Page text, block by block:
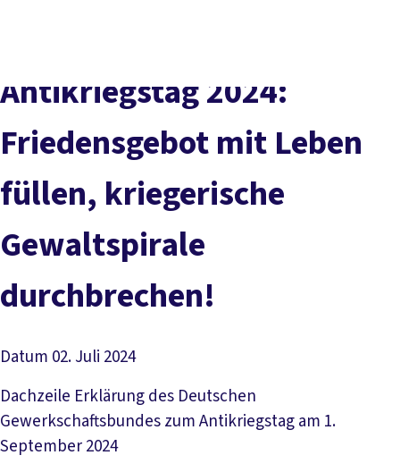
Service
Mitmachen
Antikriegstag 2024:
Friedensgebot mit Leben
füllen, kriegerische
Gewaltspirale
durchbrechen!
Datum 02. Juli 2024
Dachzeile Erklärung des Deutschen
Gewerkschaftsbundes zum Antikriegstag am 1.
September 2024